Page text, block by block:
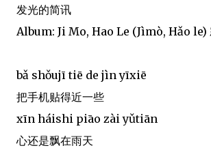
发光的简讯
Album: Ji Mo, Hao Le (Jìmò, Hǎo le)
bǎ shǒujī tiē de jìn yīxiē
把手机贴得近一些
xīn háishi piāo zài yǔtiān
心还是飘在雨天